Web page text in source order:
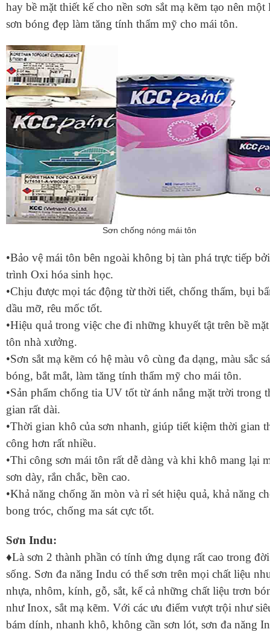
hay bề mặt thiết kế cho nền sơn sắt mạ kẽm tạo nên một
sơn bóng đẹp làm tăng tính thẩm mỹ cho mái tôn.
Sơn chống nóng mái tôn
•Bảo vệ mái tôn bên ngoài không bị tàn phá trực tiếp
trình Oxi hóa sinh học.
•Chịu được mọi tác động từ thời tiết, chống thấm, bụi
dầu mỡ, rêu mốc tốt.
•Hiệu quả trong việc che đi những khuyết tật trên bề
tôn nhà xưởng.
•Sơn sắt mạ kẽm có hệ màu vô cùng đa dạng, màu sắc
bóng, bắt mắt, làm tăng tính thẩm mỹ cho mái tôn.
•Sản phẩm chống tia UV tốt từ ánh nắng mặt trời trong
gian rất dài.
•Thời gian khô của sơn nhanh, giúp tiết kiệm thời gian
công hơn rất nhiều.
•Thi công sơn mái tôn rất dễ dàng và khi khô mang lại
sơn dày, rắn chắc, bền cao.
•Khả năng chống ăn mòn và rỉ sét hiệu quả, khả năng
bong tróc, chống ma sát cực tốt.
Sơn Indu:
♦Là sơn 2 thành phần có tính ứng dụng rất cao trong đời
sống. Sơn đa năng Indu có thể sơn trên mọi chất liệu
nhựa, nhôm, kính, gỗ, sắt, kể cả những chất liệu trơn
như Inox, sắt mạ kẽm. Với các ưu điểm vượt trội như
bám dính, nhanh khô, không cần sơn lót, sơn đa năng